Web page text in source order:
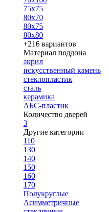
75х75
80х70
80х75
80х80
+216 вариантов
Материал поддона
акрил
искусственный камень
стеклопластик
сталь
керамика
АБС-пластик
Количество дверей
3
Другие категории
110
130
140
150
160
170
Полукруглые
Асимметричные